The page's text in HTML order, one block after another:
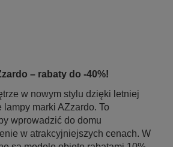
– rabaty do -40%!
w nowym stylu dzięki letniej
marki AZzardo. To
wprowadzić do domu
w atrakcyjniejszych cenach. W